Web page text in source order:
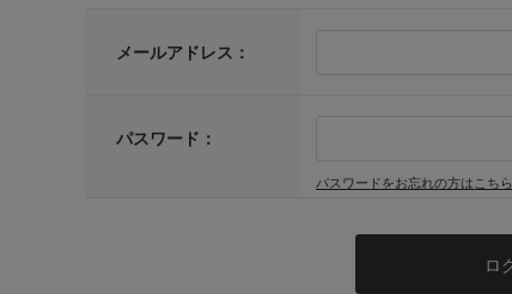
メールアドレス：
パスワード：
パスワードをお忘れの方はこちら